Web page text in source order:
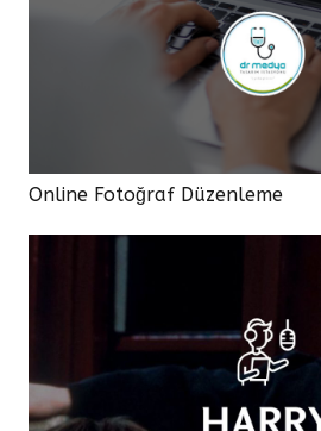
Online Fotoğraf Düzenleme